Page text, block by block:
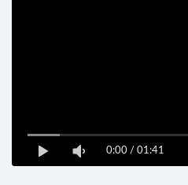
0:00 / 01:41